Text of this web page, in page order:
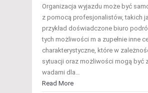
Organizacja wyjazdu może być
z pomocą profesjonalistów, takich
przykład doświadczone biuro
tych możliwości m a zupełnie inne
charakterystyczne, które w
sytuacji oraz możliwości mogą być
wadami dla…
Read More